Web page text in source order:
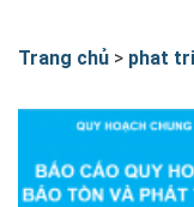
GIAO LƯU
SỐ 02
Trang chủ > phat